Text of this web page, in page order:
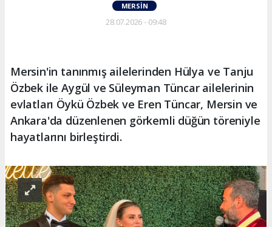
MERSIN
28.07.2026 - 09:48
Mersin'in tanınmış ailelerinden Hülya ve Tanju
Özbek ile Aygül ve Süleyman Tüncar ailelerinin
evlatları Öykü Özbek ve Eren Tüncar, Mersin ve
Ankara'da düzenlenen görkemli düğün töreniyle
hayatlarını birleştirdi.